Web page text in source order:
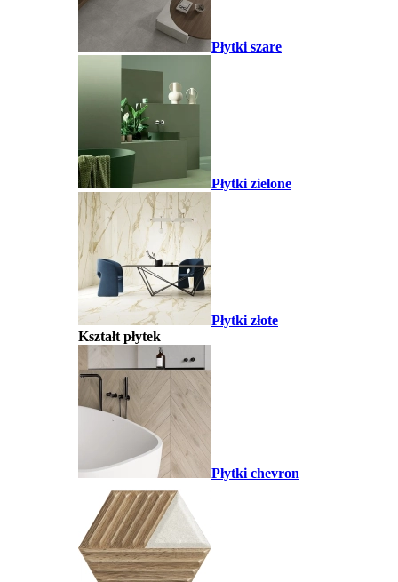
Płytki szare
Płytki zielone
Płytki złote
Kształt płytek
Płytki chevron